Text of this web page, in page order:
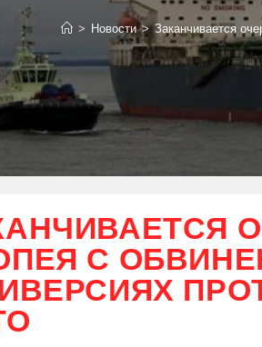
> Новости > Заканчивается
С